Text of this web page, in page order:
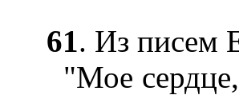
61. Из писем
"Мое